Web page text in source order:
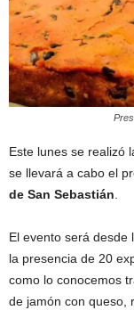
Este lunes se realizó
se llevará a cabo el
de San Sebastián
El evento será desde
la presencia de 20
como lo conocemos
de jamón con queso,